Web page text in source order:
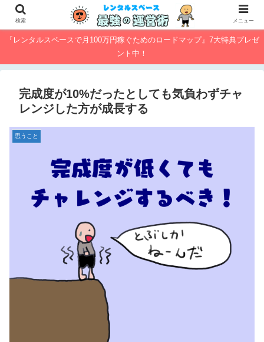
『レンタルスペースで月100万円稼ぐためのロードマップ』7大特典プレゼ
ント中！
完成度が10%だったとしても気負わずチャ
レンジした方が成長する
思うこと
検索 メニュー